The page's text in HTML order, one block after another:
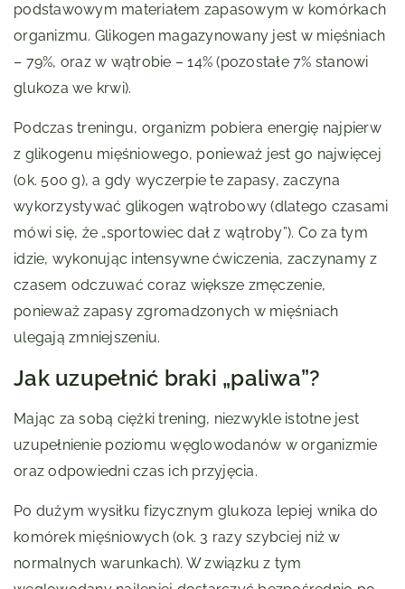
podstawowym materiałem zapasowym w komórkach
organizmu. Glikogen magazynowany jest w mięśniach
– 79%, oraz w wątrobie – 14% (pozostałe 7% stanowi
glukoza we krwi).
Podczas treningu, organizm pobiera energię najpierw
z glikogenu mięśniowego, ponieważ jest go najwięcej
(ok. 500 g), a gdy wyczerpie te zapasy, zaczyna
wykorzystywać glikogen wątrobowy (dlatego czasami
mówi się, że „sportowiec dał z wątroby”). Co za tym
idzie, wykonując intensywne ćwiczenia, zaczynamy z
czasem odczuwać coraz większe zmęczenie,
ponieważ zapasy zgromadzonych w mięśniach
ulegają zmniejszeniu.
Jak uzupełnić braki „paliwa”?
Mając za sobą ciężki trening, niezwykle istotne jest
uzupełnienie poziomu węglowodanów w organizmie
oraz odpowiedni czas ich przyjęcia.
Po dużym wysiłku fizycznym glukoza lepiej wnika do
komórek mięśniowych (ok. 3 razy szybciej niż w
normalnych warunkach). W związku z tym